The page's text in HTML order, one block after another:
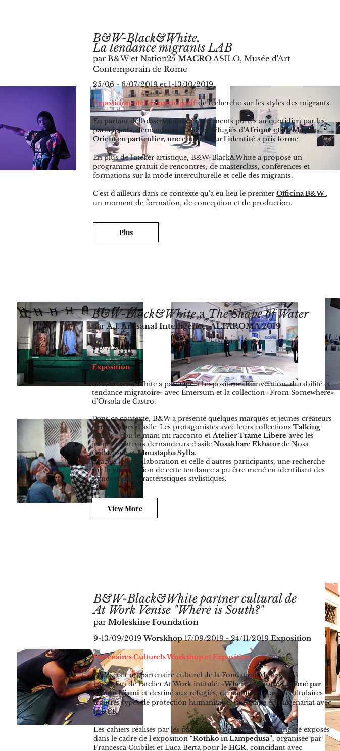
B&W-Black&White,
La tendance migrants LAB
par B&W et Nation25 MACROASILO, Musée d'Art
Contemporain de Rome
25/06 - 6/07/2019 et 1-13/10/2019
Exposition-atelier participatifde recherche sur les styles des migrants.
En partant de l'observation des vêtements portés au quotidien par les
participants, demandeurs d'asile et réfugiés d'Afrique et du Moyen-
Orient en particulier, une enquête sur l'identité a pris forme.
En plus de l'atelier artistique, B&W-Black&White a proposé un
programme gratuit de rencontres, de masterclass, conférences et
formations sur la mode interculturelle et celle des migrants.
C'est d'ailleurs dans ce contexte qu'a eu lieu le premier Officina B&W ,
un moment de formation, de conception et de production.
Plus
B&W-Black&Whitea The Shape of Water
parA.I. Artisanal Intelligence,ALTAROMA 2019
4-5/7/2019
Exposition
B&W-Black&White a participé à l'exposition «Réinvention, durabilité et
tendance migratoire» avec Emersum et la collection «From Somewhere»
d'Orsola de Castro.
Dans ce contexte, B&W a présenté quelques marques et jeunes créateurs
demandeurs d'asile. Les protagonistes avec leurs collections Talking
Hands- con le mani mi racconto et Atelier Trame Libere avec les
jeunes créateurs demandeurs d'asile Nosakhare Ekhatorde Nosa
Collezione etMoustapha Sylla.
Grâce à leur collaboration et celle d'autres participants, une recherche
sur la visualisation de cette tendance a pu être mené en identifiant des
signes et des caractéristiques stylistiques.
View More
B&W-Black&White partner cultural de
At Work Venise "Where is South?"
par Moleskine Foundation
9-13/09/2019Worskhop17/09/2019 - 24/11/2019Exposition
Partenaires Culturels Workshop et Exposition
B&W était un partenaire culturel de la Fondation Moleskine à
l'occasion de l'atelier At Work intitulé: «Where is South?», animé par
Simon Njamiet destiné aux réfugiés, demandeurs d'asile et titulaires
d'autres types de protection humanitaire, une étape en partenariat avec
le HCR.
Les cahiers réalisés par les participants pendant l'atelier ont été exposés
dans le cadre de l'exposition “Rothko in Lampedusa”, organisée par
Francesca Giubilei et Luca Berta pour le HCR, coïncidant avec